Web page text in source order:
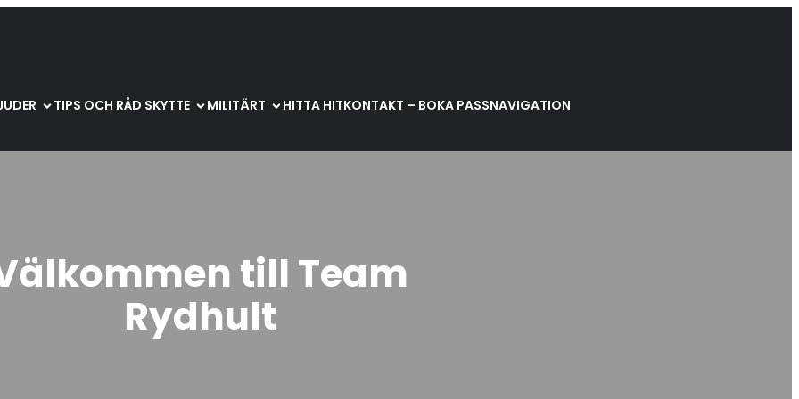
TIPS OCH RÅD SKYTTE MILITÄRT HITTA HITKONTAKT – BOKA PASSNAVIGATION
till Team
Rydhult